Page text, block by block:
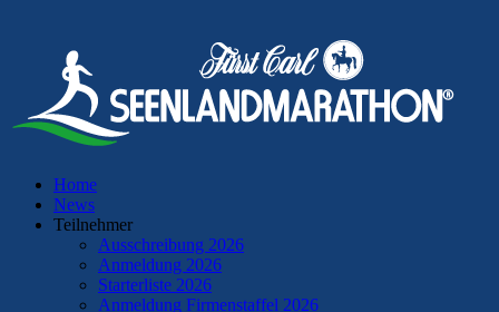
Home
News
Teilnehmer
Ausschreibung 2026
Anmeldung 2026
Starterliste 2026
Anmeldung Firmenstaffel 2026